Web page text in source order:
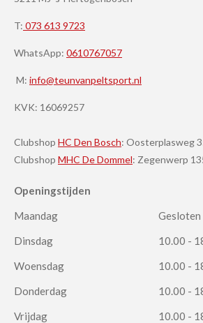
T: 073 613 9723
WhatsApp: 0610767057
M: info@teunvanpeltsport.nl
KVK: 16069257
Clubshop HC Den Bosch: Oosterplasweg
Clubshop MHC De Dommel: Zegenwerp
Openingstijden
Maandag
Gesloten
Dinsdag
10.00 -
Woensdag
10.00 -
Donderdag
10.00 -
Vrijdag
10.00 -